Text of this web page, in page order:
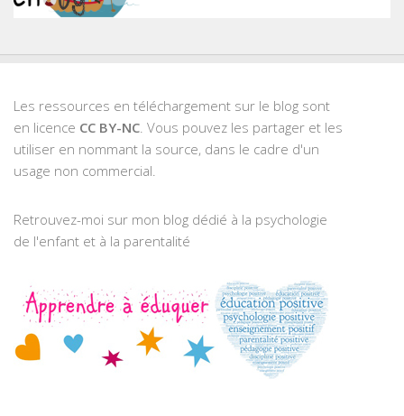
Les ressources en téléchargement sur le blog sont
en licence CC BY-NC . Vous pouvez les partager et les
utiliser en nommant la source, dans le cadre d'un
usage non commercial.
Retrouvez-moi sur mon blog dédié à la psychologie
de l'enfant et à la parentalité